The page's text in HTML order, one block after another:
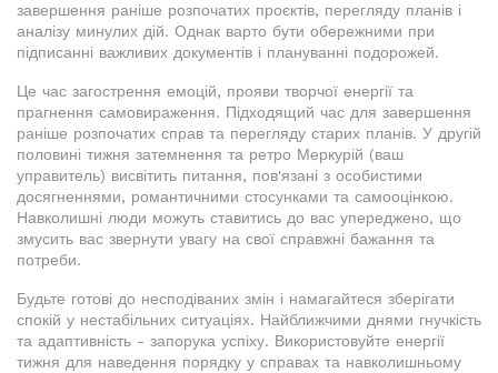
завершення раніше розпочатих проєктів, перегляду планів і
аналізу минулих дій. Однак варто бути обережними при
підписанні важливих документів і плануванні подорожей.
Це час загострення емоцій, прояви творчої енергії та
прагнення самовираження. Підходящий час для завершення
раніше розпочатих справ та перегляду старих планів. У другій
половині тижня затемнення та ретро Меркурій (ваш
управитель) висвітить питання, пов'язані з особистими
досягненнями, романтичними стосунками та самооцінкою.
Навколишні люди можуть ставитись до вас упереджено, що
змусить вас звернути увагу на свої справжні бажання та
потреби.
Будьте готові до несподіваних змін і намагайтеся зберігати
спокій у нестабільних ситуаціях. Найближчими днями гнучкість
та адаптивність - запорука успіху. Використовуйте енергії
тижня для наведення порядку у справах та навколишньому